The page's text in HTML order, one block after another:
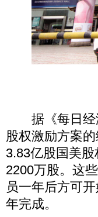
据《每日经
股权激励方案
3.83亿股国美
2200万股。这
员一年后方可
年完成。